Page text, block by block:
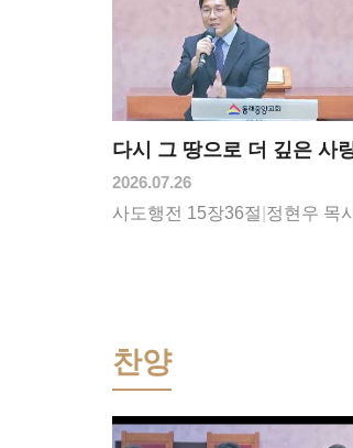
다시 그 땅으로 더 깊은 사
2026.07.26
사도행전 15장36절 정현우 목
찬양